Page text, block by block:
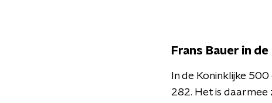
Frans Bauer in
In de Koninklijke
282. Het is daarmee